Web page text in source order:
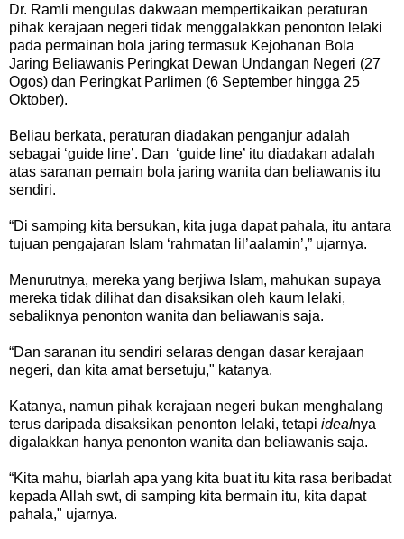
Dr. Ramli mengulas dakwaan mempertikaikan peraturan
pihak kerajaan negeri tidak menggalakkan penonton lelaki
pada permainan bola jaring termasuk Kejohanan Bola
Jaring Beliawanis Peringkat Dewan Undangan Negeri (27
Ogos) dan Peringkat Parlimen (6 September hingga 25
Oktober).
Beliau berkata, peraturan diadakan penganjur adalah
sebagai ‘guide line’. Dan ‘guide line’ itu diadakan adalah
atas saranan pemain bola jaring wanita dan beliawanis itu
sendiri.
“Di samping kita bersukan, kita juga dapat pahala, itu antara
tujuan pengajaran Islam ‘rahmatan lil’aalamin’,” ujarnya.
Menurutnya, mereka yang berjiwa Islam, mahukan supaya
mereka tidak dilihat dan disaksikan oleh kaum lelaki,
sebaliknya penonton wanita dan beliawanis saja.
“Dan saranan itu sendiri selaras dengan dasar kerajaan
negeri, dan kita amat bersetuju," katanya.
Katanya, namun pihak kerajaan negeri bukan menghalang
terus daripada disaksikan penonton lelaki, tetapi idealnya
digalakkan hanya penonton wanita dan beliawanis saja.
“Kita mahu, biarlah apa yang kita buat itu kita rasa beribadat
kepada Allah swt, di samping kita bermain itu, kita dapat
pahala," ujarnya.